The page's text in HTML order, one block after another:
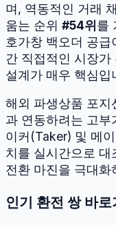
며, 역동적인 거래
움는 순위 #54위를
호가창 백오더 공
간 직접적인 시장
설계가 매우 핵심입
해외 파생상품 포지
과 연동하려는 고부
이커(Taker) 및 메
치를 실시간으로 대
전환 마진을 극대화
인기 환전 쌍 바로